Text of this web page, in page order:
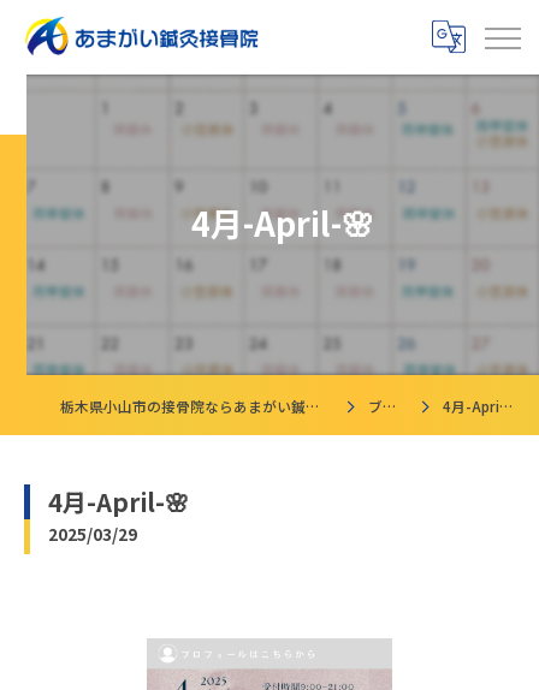
4月-April-🌸
栃木県小山市の接骨院ならあまがい鍼灸接骨院 ブログ 4月-April-🌸
4月-April-🌸
2025/03/29